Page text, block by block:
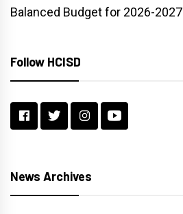
Balanced Budget for 2026-2027
Follow HCISD
News Archives